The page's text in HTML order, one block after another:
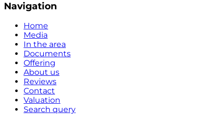
Navigation
Home
Media
In the area
Documents
Offering
About us
Reviews
Contact
Valuation
Search query